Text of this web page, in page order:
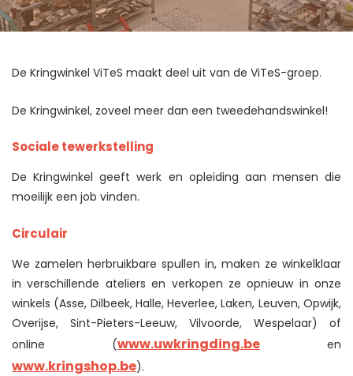
De Kringwinkel ViTeS maakt deel uit van de ViTeS-groep.
De Kringwinkel, zoveel meer dan een tweedehandswinkel!
Sociale tewerkstelling
De Kringwinkel geeft werk en opleiding aan mensen die
moeilijk een job vinden.
Circulair
We zamelen herbruikbare spullen in, maken ze winkelklaar
in verschillende ateliers en verkopen ze opnieuw in onze
winkels (Asse, Dilbeek, Halle, Heverlee, Laken, Leuven, Opwijk,
Overijse, Sint-Pieters-Leeuw, Vilvoorde, Wespelaar) of
online (www.uwkringding.be en
www.kringshop.be).